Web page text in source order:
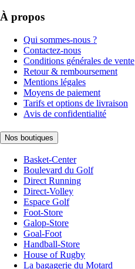
À propos
Qui sommes-nous ?
Contactez-nous
Conditions générales de vente
Retour & remboursement
Mentions légales
Moyens de paiement
Tarifs et options de livraison
Avis de confidentialité
Nos boutiques
Basket-Center
Boulevard du Golf
Direct Running
Direct-Volley
Espace Golf
Foot-Store
Galop-Store
Goal-Foot
Handball-Store
House of Rugby
La bagagerie du Motard